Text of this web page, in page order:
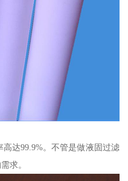
达99.9%。不管是做液固过滤
求。